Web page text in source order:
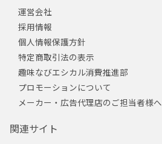
運営会社
採用情報
個人情報保護方針
特定商取引法の表示
趣味なびエシカル消費推進部
プロモーションについて
メーカー・広告代理店のご担当者様へ
関連サイト